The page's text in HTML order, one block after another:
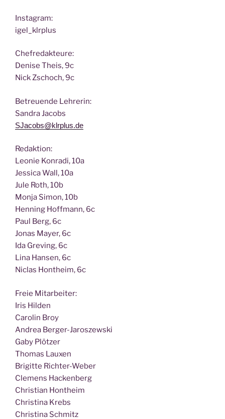
Insta­gram:
igel_klrplus
Chef­re­dak­teu­re:
Deni­se Theis, 9c
Nick Zscho­ch, 9c
Betreu­en­de Lehrerin:
San­dra Jacobs
SJacobs@klrplus.de
Redak­ti­on:
Leo­nie Kon­ra­di, 10a
Jes­si­ca Wall, 10a
Jule Roth, 10b
Mon­ja Simon, 10b
Hen­ning Hoff­mann, 6c
Paul Berg, 6c
Jonas May­er, 6c
Ida Gre­ving, 6c
Lina Han­sen, 6c
Nic­las Hont­heim, 6c
Freie Mit­ar­bei­ter:
Iris Hilden
Caro­lin Broy
Andrea Berger-Jaroszewski
Gaby Plötzer
Tho­mas Lauxen
Bri­git­te Richter-Weber
Cle­mens Hackenberg
Chris­ti­an Hontheim
Chris­ti­na Krebs
Chris­ti­na Schmitz